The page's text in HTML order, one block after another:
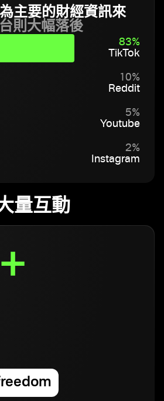
主要的財經資訊來
則大幅落後
83%
TikTok
10%
Reddit
5%
Youtube
2%
Instagram
量互動